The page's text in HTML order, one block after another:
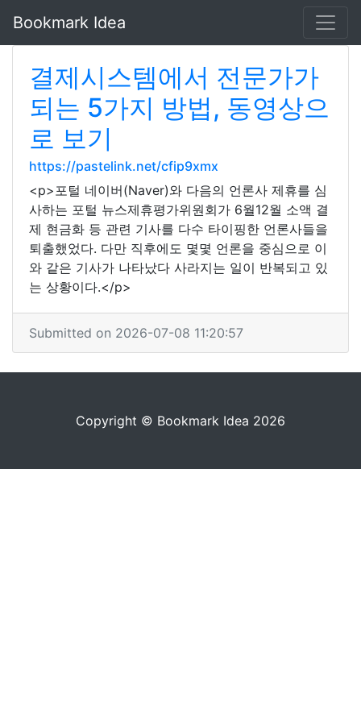
Bookmark Idea
결제시스템에서 전문가가
되는 5가지 방법, 동영상으
로 보기
https://pastelink.net/cfip9xmx
<p>포털 네이버(Naver)와 다음의 언론사 제휴를 심
사하는 포털 뉴스제휴평가위원회가 6월12월 소액 결
제 현금화 등 관련 기사를 다수 타이핑한 언론사들을
퇴출했었다. 다만 직후에도 몇몇 언론을 중심으로 이
와 같은 기사가 나타났다 사라지는 일이 반복되고 있
는 상황이다.</p>
Submitted on 2026-07-08 11:20:57
Copyright © Bookmark Idea 2026